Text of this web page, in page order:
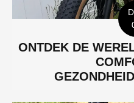
ONTDEK DE